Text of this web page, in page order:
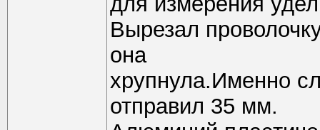
Вырезал
она
хрупнула.Именно
отправил 35 мм.